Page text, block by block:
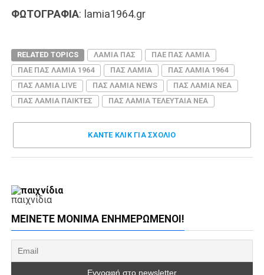
ΦΩΤΟΓΡΑΦΙΑ: lamia1964.gr
RELATED TOPICS ΛΑΜΙΑ ΠΑΣ
ΠΑΕ ΠΑΣ ΛΑΜΙΑ
ΠΑΕ ΠΑΣ ΛΑΜΙΑ 1964
ΠΑΣ ΛΑΜΙΑ
ΠΑΣ ΛΑΜΙΑ 1964
ΠΑΣ ΛΑΜΙΑ LIVE
ΠΑΣ ΛΑΜΙΑ NEWS
ΠΑΣ ΛΑΜΙΑ ΝΕΑ
ΠΑΣ ΛΑΜΙΑ ΠΑΙΚΤΕΣ
ΠΑΣ ΛΑΜΙΑ ΤΕΛΕΥΤΑΙΑ ΝΕΑ
ΚΑΝΤΕ ΚΛΊΚ ΓΙΑ ΣΧΌΛΙΟ
παιχνίδια
ΜΕΊΝΕΤΕ ΜΌΝΙΜΑ ΕΝΗΜΕΡΏΜΕΝΟΙ!